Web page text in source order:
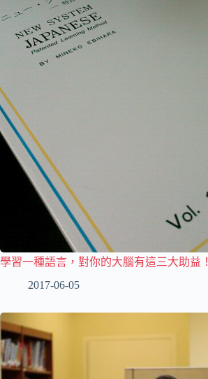
學習一種語言，對你的大腦有這三大助益！
2017-06-05